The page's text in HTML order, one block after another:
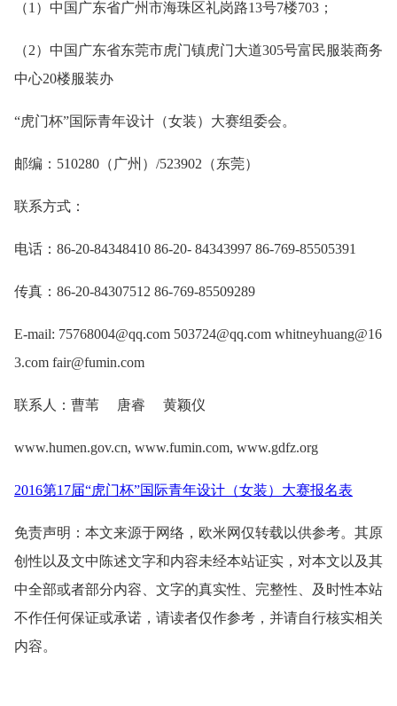
（1）中国广东省广州市海珠区礼岗路13号7楼703；
（2）中国广东省东莞市虎门镇虎门大道305号富民服装商务
中心20楼服装办
“虎门杯”国际青年设计（女装）大赛组委会。
邮编：510280（广州）/523902（东莞）
联系方式：
电话：86-20-84348410 86-20- 84343997 86-769-85505391
传真：86-20-84307512 86-769-85509289
E-mail: 75768004@qq.com 503724@qq.com whitneyhuang@16
3.com fair@fumin.com
联系人：曹苇 唐睿 黄颖仪
www.humen.gov.cn, www.fumin.com, www.gdfz.org
2016第17届“虎门杯”国际青年设计（女装）大赛报名表
免责声明：本文来源于网络，欧米网仅转载以供参考。其原
创性以及文中陈述文字和内容未经本站证实，对本文以及其
中全部或者部分内容、文字的真实性、完整性、及时性本站
不作任何保证或承诺，请读者仅作参考，并请自行核实相关
内容。